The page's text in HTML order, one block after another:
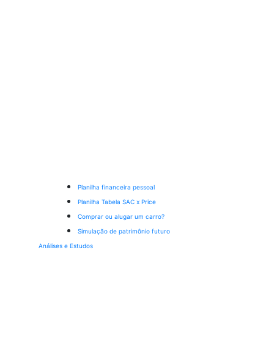
Planilha financeira pessoal
Planilha Tabela SAC x Price
Comprar ou alugar um carro?
Simulação de patrimônio futuro
Análises e Estudos